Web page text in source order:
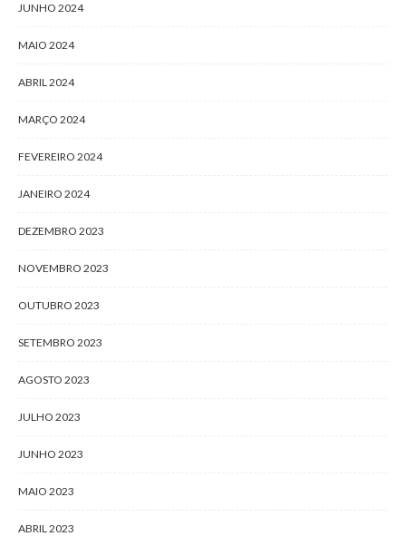
JUNHO 2024
MAIO 2024
ABRIL 2024
MARÇO 2024
FEVEREIRO 2024
JANEIRO 2024
DEZEMBRO 2023
NOVEMBRO 2023
OUTUBRO 2023
SETEMBRO 2023
AGOSTO 2023
JULHO 2023
JUNHO 2023
MAIO 2023
ABRIL 2023